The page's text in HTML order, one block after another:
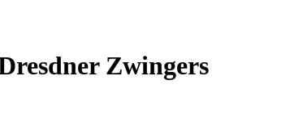
Zwingers